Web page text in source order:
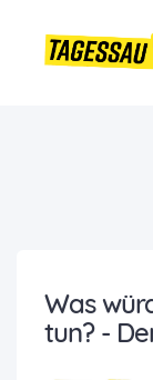
Was
tun? -